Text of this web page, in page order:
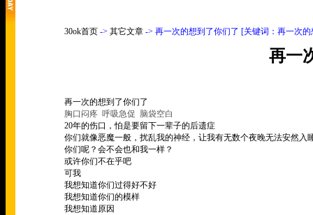
30ok首页 -> 其它文章 -> 再一次的想到了你们了 [关键词：再一次
再一
再一次的想到了你们了
胸口闷疼 呼吸急促 脑袋空白
20年的伤口，怕是要留下一辈子的后遗症
你们就像恶魔一般，扰乱我的神经，让我有无数个夜晚无法安然入
你们呢？会不会也和我一样？
或许你们不在乎吧
可我
我想知道你们过得好不好
我想知道你们的模样
我想知道原因